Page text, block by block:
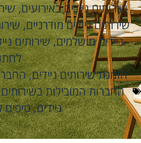
שירותים ניידים באירועים,
שירותים ניידים מודרניים,
ניידים מושלמים,שירותים
הזמנת שירותים ניידים,
החברות המובילות
ניידים,טיפים